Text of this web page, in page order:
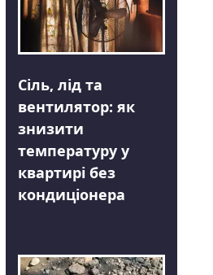
Сіль, лід та
вентилятор: як
знизити
температуру у
квартирі без
кондиціонера